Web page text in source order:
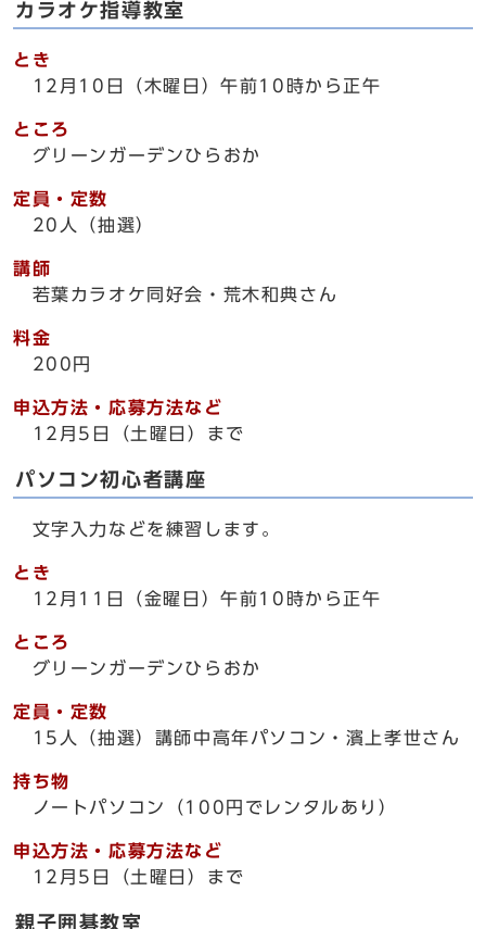
カラオケ指導教室
とき
12月10日（木曜日）午前10時から正午
ところ
グリーンガーデンひらおか
定員・定数
20人（抽選）
講師
若葉カラオケ同好会・荒木和典さん
料金
200円
申込方法・応募方法など
12月5日（土曜日）まで
パソコン初心者講座
文字入力などを練習します。
とき
12月11日（金曜日）午前10時から正午
ところ
グリーンガーデンひらおか
定員・定数
15人（抽選）講師中高年パソコン・濱上孝世さん
持ち物
ノートパソコン（100円でレンタルあり）
申込方法・応募方法など
12月5日（土曜日）まで
親子囲碁教室